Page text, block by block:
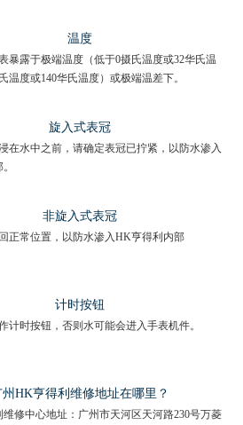
温度
暴露于极端温度（低于0摄氏温度或32华氏温
温度或140华氏温度）或极端温差下。
旋入式表冠
在水中之前，请确定表冠已拧紧，以防水渗入
非旋入式表冠
正常位置，以防水渗入HK亨得利内部
计时按钮
计时按钮，否则水可能会进入手表机件。
州HK亨得利维修地址在哪里？
修中心地址：广州市天河区天河路230号万菱